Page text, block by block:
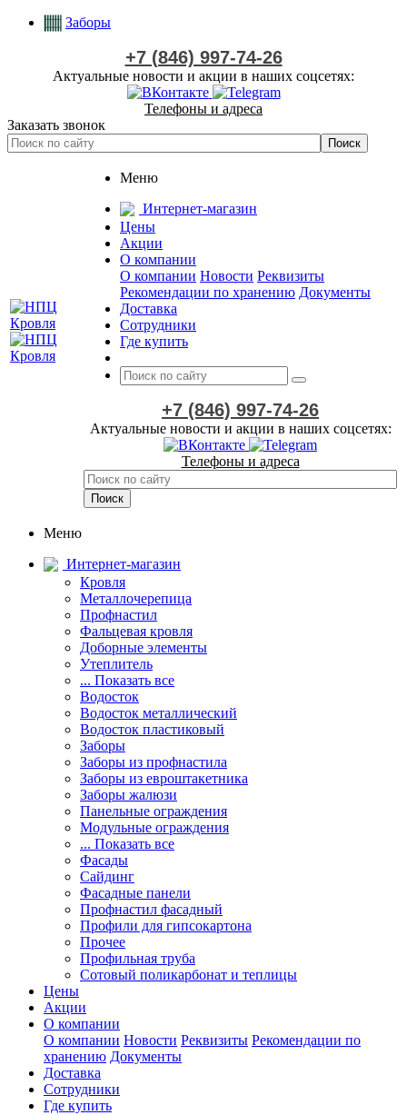
Заборы
+7 (846) 997-74-26
Актуальные новости и акции в наших соцсетях:
Телефоны и адреса
Заказать звонок
Меню
Интернет-магазин
Цены
Акции
О компании
О компании Новости Реквизиты
Рекомендации по хранению Документы
Доставка
Сотрудники
Где купить
+7 (846) 997-74-26
Актуальные новости и акции в наших соцсетях:
Телефоны и адреса
Меню
Интернет-магазин
Кровля
Металлочерепица
Профнастил
Фальцевая кровля
Доборные элементы
Утеплитель
... Показать все
Водосток
Водосток металлический
Водосток пластиковый
Заборы
Заборы из профнастила
Заборы из евроштакетника
Заборы жалюзи
Панельные ограждения
Модульные ограждения
... Показать все
Фасады
Сайдинг
Фасадные панели
Профнастил фасадный
Профили для гипсокартона
Прочее
Профильная труба
Сотовый поликарбонат и теплицы
Цены
Акции
О компании
О компании Новости Реквизиты Рекомендации по
хранению Документы
Доставка
Сотрудники
Где купить